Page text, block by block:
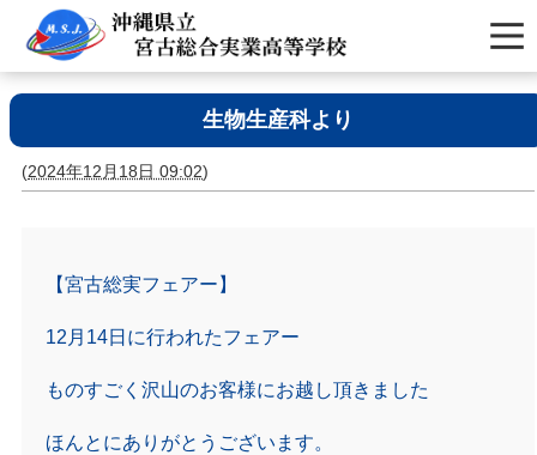
生物生産科より
(2024年12月18日 09:02)
【宮古総実フェアー】
12月14日に行われたフェアー
ものすごく沢山のお客様にお越し頂きました
ほんとにありがとうございます。